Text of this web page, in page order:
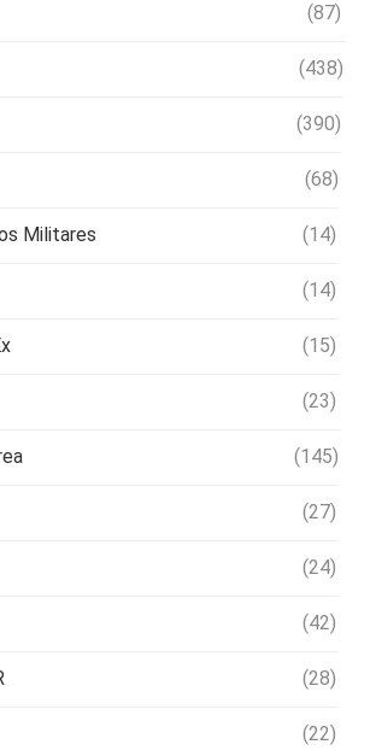
(87)
(438)
(390)
(68)
Militares (14)
(14)
(15)
(23)
(145)
(27)
(24)
(42)
(28)
(22)